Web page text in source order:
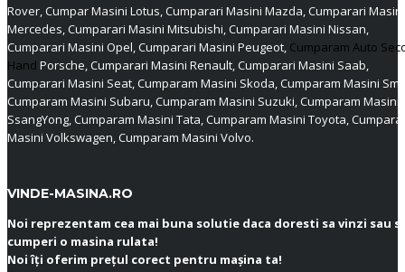
Rover, Cumpar Masini Lotus, Cumparari Masini Mazda, Cumparari Masini
Mercedes, Cumparari Masini Mitsubishi, Cumparari Masini Nissan,
Cumparari Masini Opel, Cumparari Masini Peugeot, Cumparam Auto
Hand Porsche, Cumparari Masini Renault, Cumparari Masini Saab,
Cumparari Masini Seat, Cumparam Masini Skoda, Cumparam Masini
Cumparam Masini Subaru, Cumparam Masini Suzuki, Cumparam Masini
SsangYong, Cumparam Masini Tata, Cumparam Masini Toyota,
Masini Volkswagen, Cumparam Masini Volvo.
VINDE-MASINA.RO
Noi reprezentam cea mai buna solutie daca doresti sa vinzi sau
cumperi o masina rulata!
Noi îți oferim prețul corect pentru mașina ta!